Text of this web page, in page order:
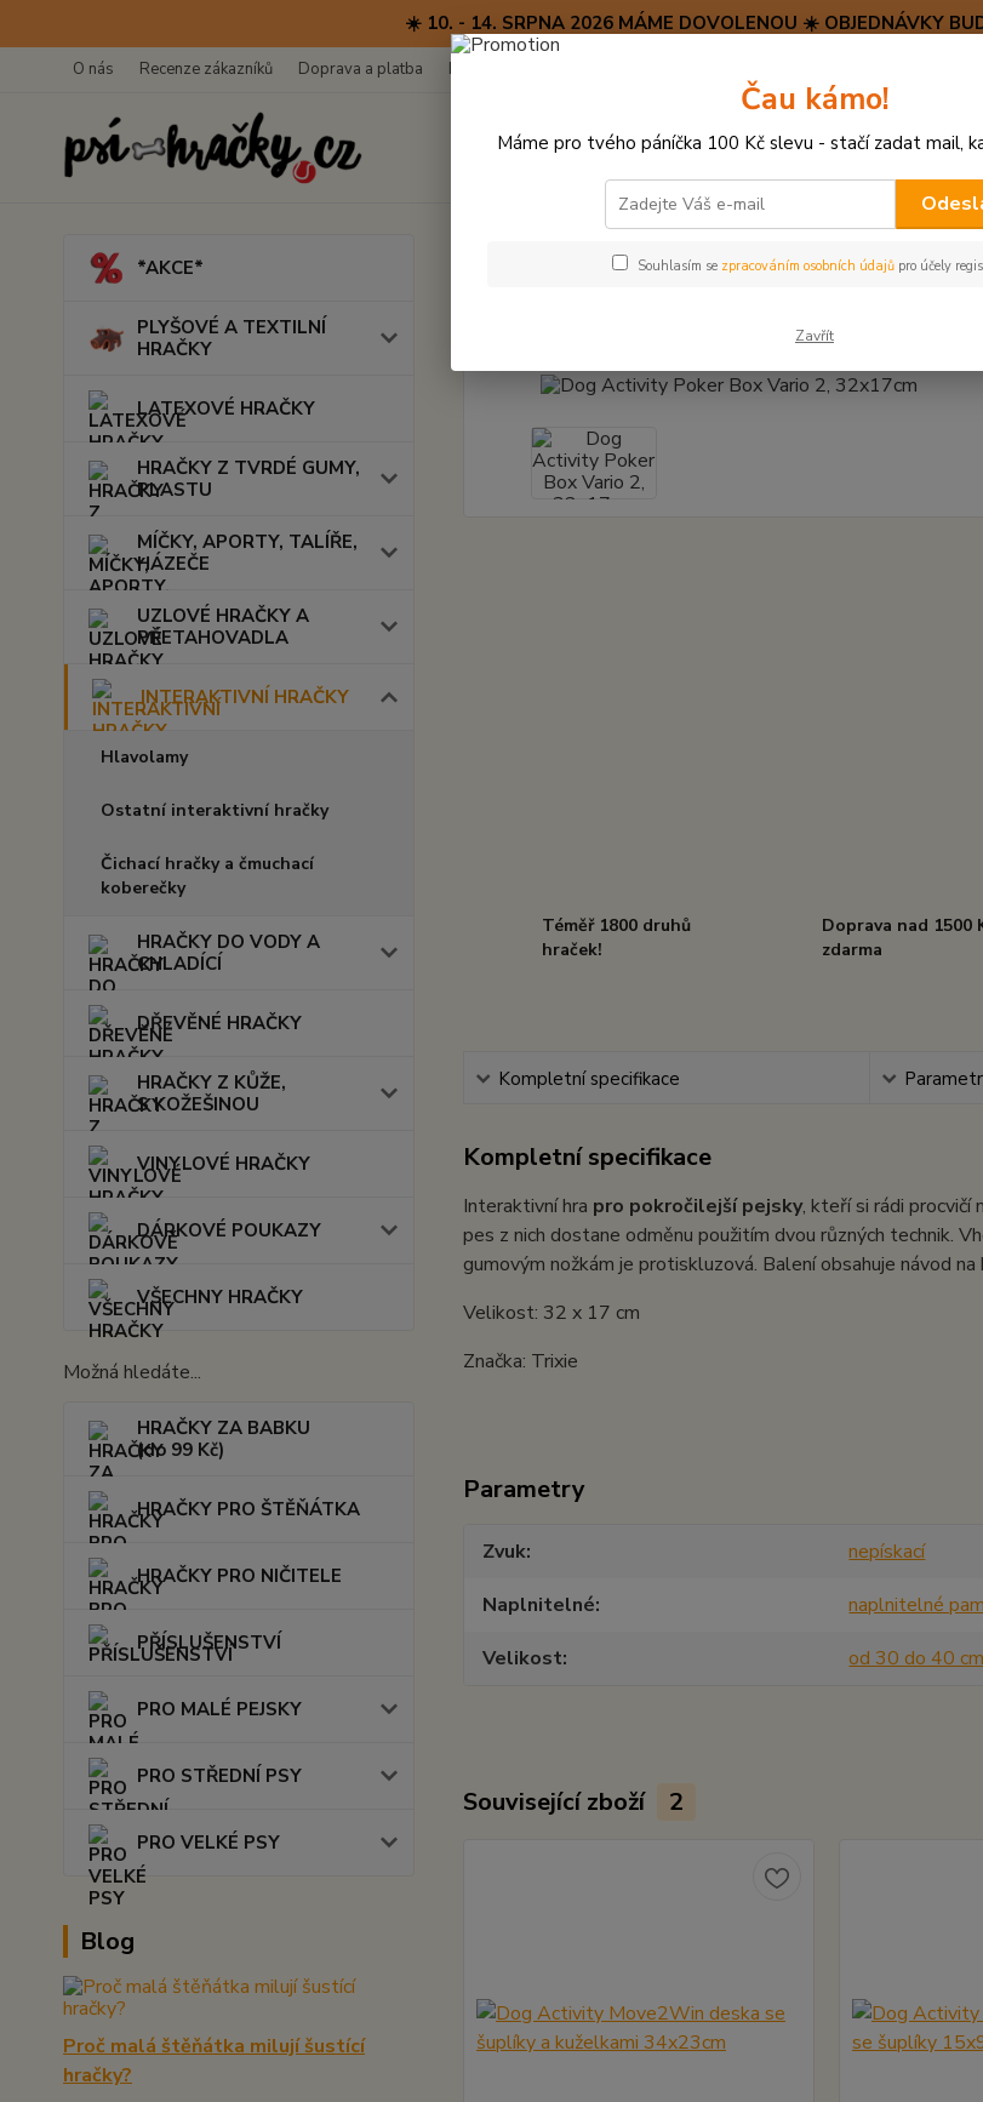
☀️ 10. - 14. SRPNA 2026 MÁME DOVOLENOU ☀️ OBJEDNÁVKY
O nás Recenze zákazníků Doprava a platba Kontakty
Hledat
*AKCE*
PLYŠOVÉ A TEXTILNÍ
HRAČKY
LATEXOVÉ HRAČKY
HRAČKY Z TVRDÉ GUMY,
PLASTU
MÍČKY, APORTY, TALÍŘE,
HÁZEČE
UZLOVÉ HRAČKY A
PŘETAHOVADLA
INTERAKTIVNÍ HRAČKY
Hlavolamy
Ostatní interaktivní hračky
Čichací hračky a čmuchací
koberečky
HRAČKY DO VODY A
CHLADÍCÍ
DŘEVĚNÉ HRAČKY
HRAČKY Z KŮŽE,
S KOŽEŠINOU
VINYLOVÉ HRAČKY
DÁRKOVÉ POUKAZY
VŠECHNY HRAČKY
Možná hledáte...
HRAČKY ZA BABKU
(do 99 Kč)
HRAČKY PRO ŠTĚŇÁTKA
HRAČKY PRO NIČITELE
PŘÍSLUŠENSTVÍ
PRO MALÉ PEJSKY
PRO STŘEDNÍ PSY
PRO VELKÉ PSY
Blog
Proč malá štěňátka milují šustící
hračky?
Téměř 1800 druhů
hraček!
Doprava nad 1500
zdarma
Kompletní specifikace
Kompletní specifikace
Interaktivní hra pro pokročilejší pejsky, kteří si rádi procvičí
pes z nich dostane odměnu použitím dvou různých technik.
gumovým nožkám je protiskluzová. Balení obsahuje návod
Velikost: 32 x 17 cm
Značka: Trixie
Parametry
Zvuk
nepískací
Naplnitelné
naplnitelné
Velikost
od 30 do 40 cm
Související zboží 2
Čau kámo!
Máme pro tvého páníčka 100 Kč slevu - stačí zadat mail,
Souhlasím se zpracováním osobních údajů pro účely
Zavřít